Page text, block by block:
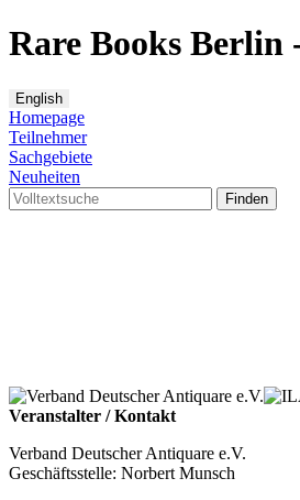
Rare Books
Homepage
Teilnehmer
Sachgebiete
Neuheiten
Finden
Veranstalter / Kontakt
Verband Deutscher Antiquare e.V.
Geschäftsstelle: Norbert Munsch